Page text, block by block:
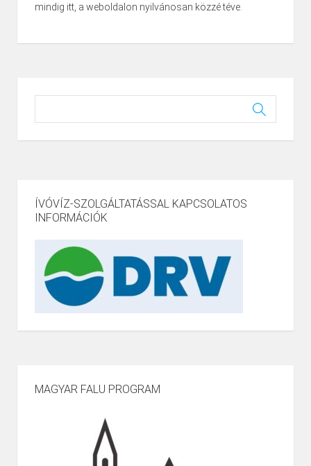
mindig itt, a weboldalon nyilvánosan közzé téve.
ÍVÓVÍZ-SZOLGÁLTATÁSSAL KAPCSOLATOS
INFORMÁCIÓK
MAGYAR FALU PROGRAM